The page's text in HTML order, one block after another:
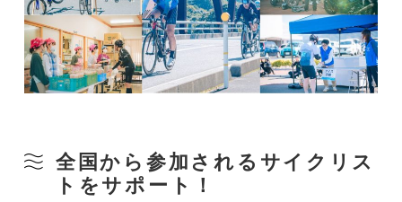
全国から参加されるサイクリス
トをサポート！